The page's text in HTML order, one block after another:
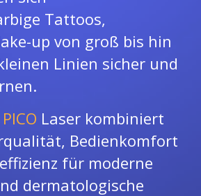
Tattoos,
up von groß bis hin
Linien sicher und
Laser kombiniert
Bedienkomfort
für moderne
dermatologische